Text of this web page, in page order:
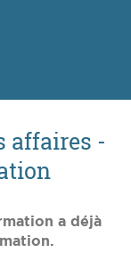
affaires -
a déjà